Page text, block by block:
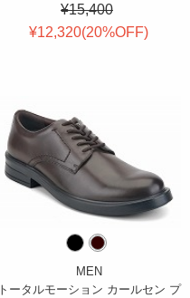
¥15,400
¥12,320(20%OFF)
MEN
トータルモーション カールセン プ